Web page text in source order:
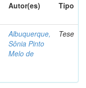
Autor(es) Tipo
Albuquerque,
Sônia Pinto
Melo de
Tese